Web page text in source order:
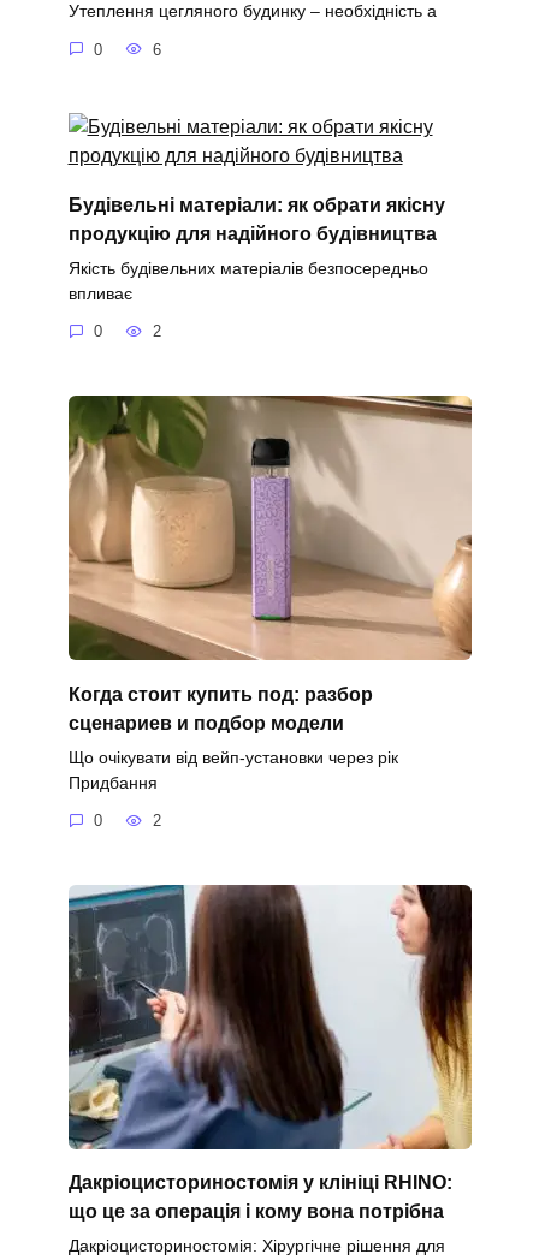
Утеплення цегляного будинку – необхідність а
0 6
Будівельні матеріали: як обрати якісну
продукцію для надійного будівництва
Якість будівельних матеріалів безпосередньо
впливає
0 2
Когда стоит купить под: разбор
сценариев и подбор модели
Що очікувати від вейп-установки через рік
Придбання
0 2
Дакріоцисториностомія у клініці RHINO:
що це за операція і кому вона потрібна
Дакріоцисториностомія: Хірургічне рішення для